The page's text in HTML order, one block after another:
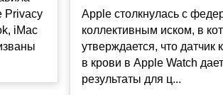
Privacy
iMac
Apple столкнулась с
коллективным иском, в
утверждается, что датчик
в крови в Apple Watch
результаты для ц...